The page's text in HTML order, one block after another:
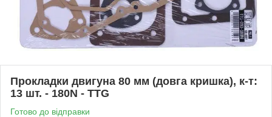
Прокладки двигуна 80 мм (довга кришка), к-т:
13 шт. - 180N - TTG
Готово до відправки